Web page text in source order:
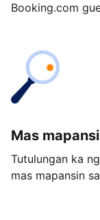
Booking.com
Mas
Tutulungan ka
mas mapansin